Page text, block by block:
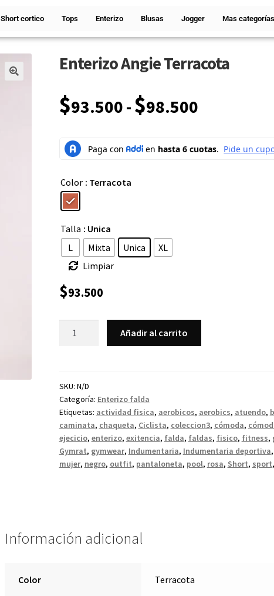
Short cortico Tops Enterizo Blusas Jogger Mas categorías
Enterizo Angie Terracota
$93.500-$98.500
Color : Terracota
Talla : Unica
L
Mixta Unica
XL
Limpiar
$93.500
Añadir al carrito
SKU: N/D
Categoría: Enterizo falda
Etiquetas: actividad fisica, aerobicos, aerobics, atuendo,
caminata, chaqueta, Ciclista, coleccion3, cómoda,
ejecicio, enterizo, exitencia, falda, faldas, fisico, fitness,
Gymrat, gymwear, Indumentaria, Indumentaria deportiva,
mujer, negro, outfit, pantaloneta, pool, rosa, Short, sport,
Información adicional
Color Terracota